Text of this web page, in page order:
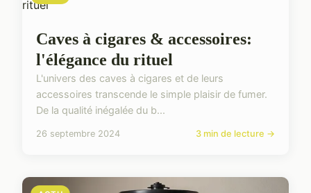
Caves à cigares & accessoires:
l'élégance du rituel
L'univers des caves à cigares et de leurs
accessoires transcende le simple plaisir de fumer.
De la qualité inégalée du b...
26 septembre 2024 3 min de lecture →